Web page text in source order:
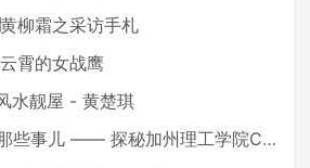
柳霜之采访手札
霄的女战鹰
水靓屋 - 黄楚琪
事儿 —— 探秘加州理工学院Caltech博士生活 [上集]